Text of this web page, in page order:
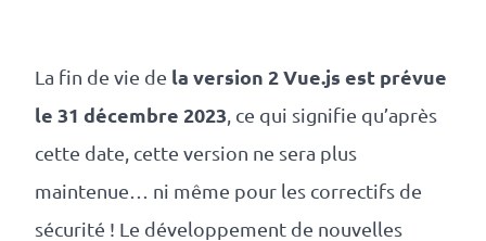
clients
La
coopérative
La fin de vie de la version 2 Vue.js est prévue
le 31 décembre 2023 , ce qui signifie qu’après
cette date, cette version ne sera plus
maintenue… ni même pour les correctifs de
sécurité ! Le développement de nouvelles